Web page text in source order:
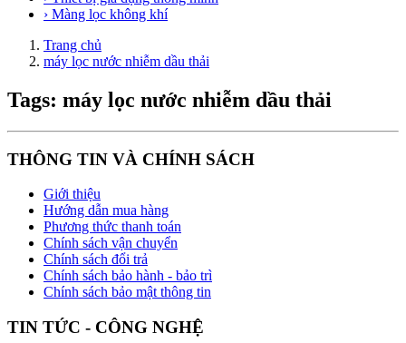
› Màng lọc không khí
Trang chủ
máy lọc nước nhiễm dầu thải
Tags: máy lọc nước nhiễm dầu thải
THÔNG TIN VÀ CHÍNH SÁCH
Giới thiệu
Hướng dẫn mua hàng
Phương thức thanh toán
Chính sách vận chuyển
Chính sách đổi trả
Chính sách bảo hành - bảo trì
Chính sách bảo mật thông tin
TIN TỨC - CÔNG NGHỆ